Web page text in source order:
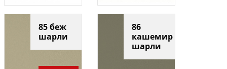
85 беж
шарли
86
кашемир
шарли